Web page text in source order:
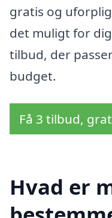
gratis og
det muligt for
tilbud, der
budget.
Få 3 tilbud,
Hvad er